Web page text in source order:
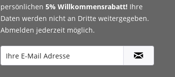
persönlichen 5% Willkommensrabatt! Ihre
Daten werden nicht an Dritte weitergegeben.
Abmelden jederzeit möglich.